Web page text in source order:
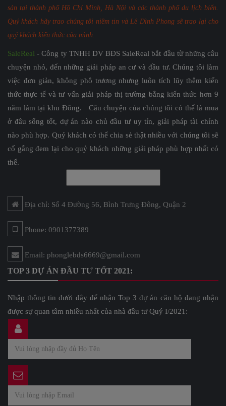
sản tại thành phố Hồ Chí Minh, Hà Nội và các thành phố du lịch biển.
Quý khách hãy trao chúng tôi niềm tin và Lê Đình Phong sẽ trao lại cho
quý khách kiến thức của mình.
SaleReal - Công ty TNHH DV BĐS SaleReal bắt đầu từ những câu
chuyện nhỏ, đến những giải pháp an cư và đầu tư. Chúng tôi làm
việc đơn giản, không phô trương nhưng luôn tích lũy thêm kiến
thức thực tế và tư vấn giải pháp thị trường bằng kiến thức hơn 9
năm làm tại khu Đông. Câu chuyện của chúng tôi có thể là mua
ở đâu sống tốt, dự án nào chủ đầu tư uy tín, giải pháp tài chính
nào phù hợp. Quý khách có thể chia sẻ thật nhiều với chúng tôi sẽ
cố gắng đem lại cho quý khách những giải pháp phù hợp nhất có
thể.
Địa chỉ: Số 4 Đường 56, Bình Trưng Đông, Quận 2
Phone: 0901377389
Email: phonglebds6669@gmail.com
TOP 3 DỰ ÁN ĐẦU TƯ TỐT 2021:
Nhập thông tin dưới đây để nhận Top 3 dự án căn hộ đang nhận
được sự quan tâm nhiều nhất của nhà đầu tư Quý I/2021: